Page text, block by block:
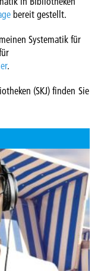
bereit gestellt.
Systematik für
.
(SKJ) finden Sie